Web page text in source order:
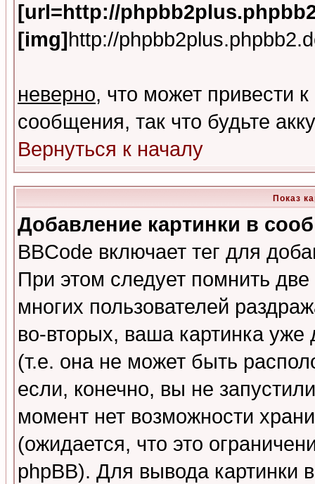
[url=http://
[img]http://
неверно, что может привести
сообщения, так что будьте
Вернуться к началу
Показ
Добавление картинки в
BBCode включает тег для
При этом следует помнить
многих пользователей
во-вторых, ваша картинка
(т.е. она не может быть
если, конечно, вы не
момент нет возможности
(ожидается, что это
phpBB). Для вывода картинки